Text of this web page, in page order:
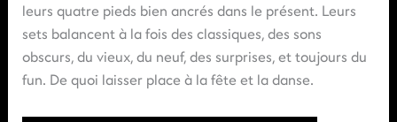
leurs quatre pieds bien ancrés dans le présent. Leurs
sets balancent à la fois des classiques, des sons
obscurs, du vieux, du neuf, des surprises, et toujours du
fun. De quoi laisser place à la fête et la danse.